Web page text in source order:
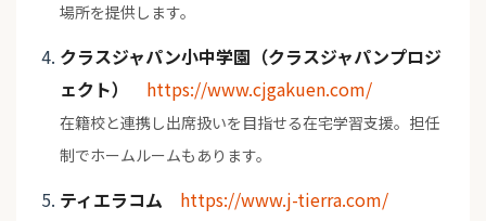
場所を提供します。
クラスジャパン小中学園（クラスジャパンプロジ
ェクト）
https://www.cjgakuen.com/
在籍校と連携し出席扱いを目指せる在宅学習支援。担任
制でホームルームもあります。
ティエラコム https://www.j-tierra.com/